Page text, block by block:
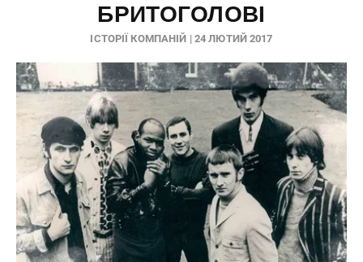
БРИТОГОЛОВІ
ІСТОРІЇ КОМПАНІЙ | 24 ЛЮТИЙ 2017